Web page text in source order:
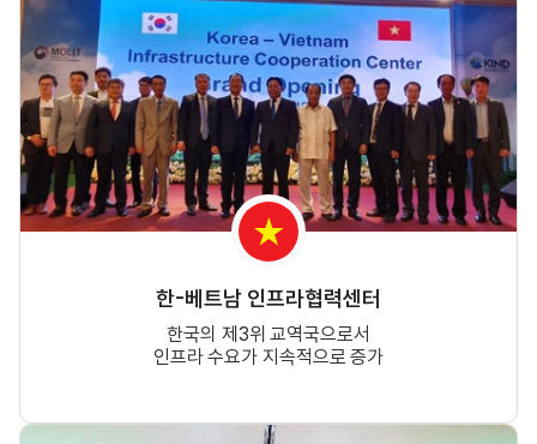
한-베트남 인프라협력센터
한국의 제3위 교역국으로서
인프라 수요가 지속적으로 증가